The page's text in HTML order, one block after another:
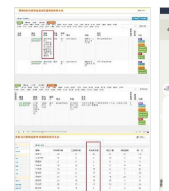
團購 集購 網站